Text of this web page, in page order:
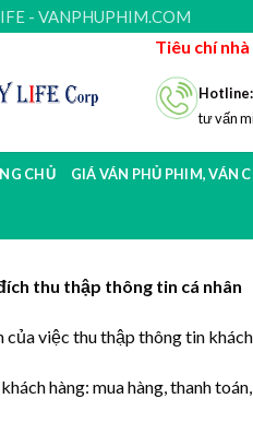
- VANPHUPHIM.COM
Tiêu chí
Hotline:
tư vấn
CHỦ GIÁ VÁN PHỦ PHIM, VÁN
thu thập thông tin cá nhân
của việc thu thập thông tin
hàng: mua hàng, thanh toán,